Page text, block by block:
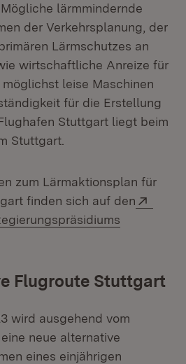
lärmmindernde
der Verkehrsplanung, der
Lärmschutzes an
wirtschaftliche Anreize für
leise Maschinen
für die Erstellung
Stuttgart liegt beim
Stuttgart.
zum Lärmaktionsplan für
finden sich auf den
Flugroute Stuttgart
wird ausgehend vom
neue alternative
eines einjährigen